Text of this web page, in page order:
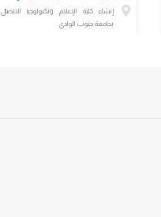
إنشاء كلية الإعلام وتكنولوجيا الاتصال
بجامعة جنوب الوادي